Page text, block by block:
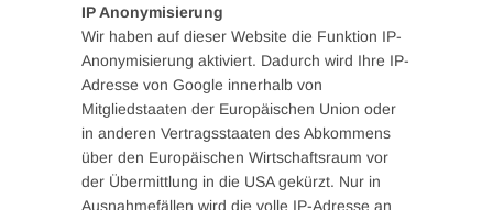
IP Anonymisierung
Wir haben auf dieser Website die Funktion IP-
Anonymisierung aktiviert. Dadurch wird Ihre IP-
Adresse von Google innerhalb von
Mitgliedstaaten der Europäischen Union oder
in anderen Vertragsstaaten des Abkommens
über den Europäischen Wirtschaftsraum vor
der Übermittlung in die USA gekürzt. Nur in
Ausnahmefällen wird die volle IP-Adresse an